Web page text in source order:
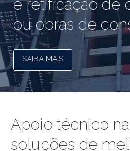
e retificação de
ou obras de
SAIBA MAIS
Apoio técnico
soluções de